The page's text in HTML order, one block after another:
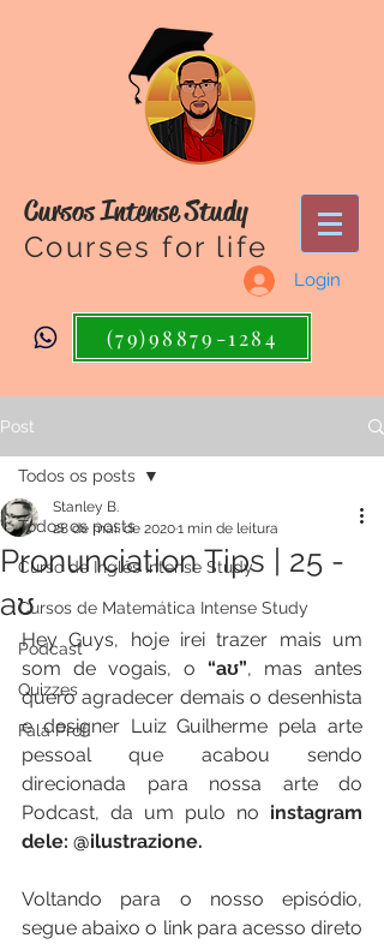
Cursos Intense Study
Courses for life
Login
(79)98879-1284
Post
Todos os posts
Curso de Inglês Intense Study
Cursos de Matemática Intense Study
Podcast
Quizzes
Fala Prof.
Todos os posts
Pronunciation Tips | 25 -
aʊ
Stanley B.
28 de mai. de 20201 min de leitura
Hey Guys, hoje irei trazer mais um
som de vogais, o “aʊ”, mas antes
quero agradecer demais o desenhista
e designer Luiz Guilherme pela arte
pessoal que acabou sendo
direcionada para nossa arte do
Podcast, da um pulo no instagram
dele: @ilustrazione.
Voltando para o nosso episódio,
segue abaixo o link para acesso direto